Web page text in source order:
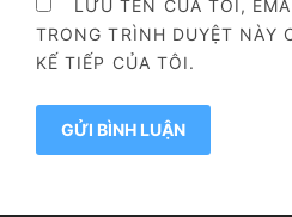
LƯU TÊN CỦA TÔI,
TRONG TRÌNH DUYỆT NÀY
KẾ TIẾP CỦA TÔI.